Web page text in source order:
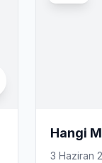
Hangi
3 Haziran